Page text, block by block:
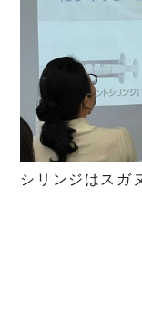
シリンジはスガ